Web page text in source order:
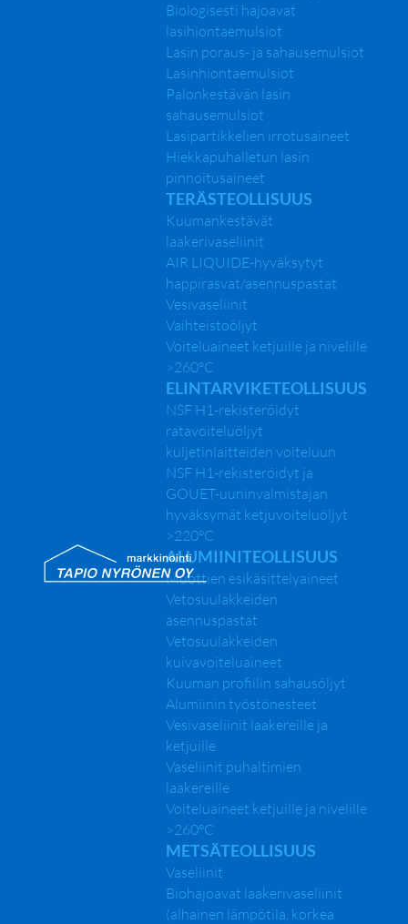
Biologisesti hajoavat
lasihiontaemulsiot
Lasin poraus- ja sahausemulsiot
Lasinhiontaemulsiot
Palonkestävän lasin
sahausemulsiot
Lasipartikkelien irrotusaineet
Hiekkapuhalletun lasin
pinnoitusaineet
TERÄSTEOLLISUUS
Kuumankestävät
laakerivaseliinit
AIR LIQUIDE-hyväksytyt
happirasvat/asennuspastat
Vesivaseliinit
Vaihteistoöljyt
Voiteluaineet ketjuille ja nivelille
>260°C
ELINTARVIKETEOLLISUUS
NSF H1-rekisteröidyt
ratavoiteluöljyt
kuljetinlaitteiden voiteluun
NSF H1-rekisteröidyt ja
GOUET-uuninvalmistajan
hyväksymät ketjuvoiteluöljyt
>220°C
ALUMIINITEOLLISUUS
Muottien esikäsittelyaineet
Vetosuulakkeiden
asennuspastat
Vetosuulakkeiden
kuivavoiteluaineet
Kuuman profiilin sahausöljyt
Alumiinin työstönesteet
Vesivaseliinit laakereille ja
ketjuille
Vaseliinit puhaltimien
laakereille
Voiteluaineet ketjuille ja nivelille
>260°C
METSÄTEOLLISUUS
Vaseliinit
Biohajoavat laakerivaseliinit
(alhainen lämpötila, korkea